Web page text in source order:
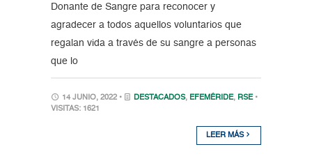
Donante de Sangre para reconocer y
agradecer a todos aquellos voluntarios que
regalan vida a través de su sangre a personas
que lo
14 JUNIO, 2022 • DESTACADOS, EFEMÉRIDE, RSE •
VISITAS: 1621
LEER MÁS